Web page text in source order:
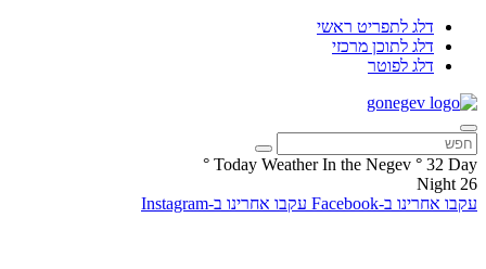
דלג לתפריט ראשי
דלג לתוכן מרכזי
דלג לפוטר
Today Weather In the Negev ° 32 Day
°
26
Night
עקבו אחרינו ב-Facebook
עקבו אחרינו ב-Instagram